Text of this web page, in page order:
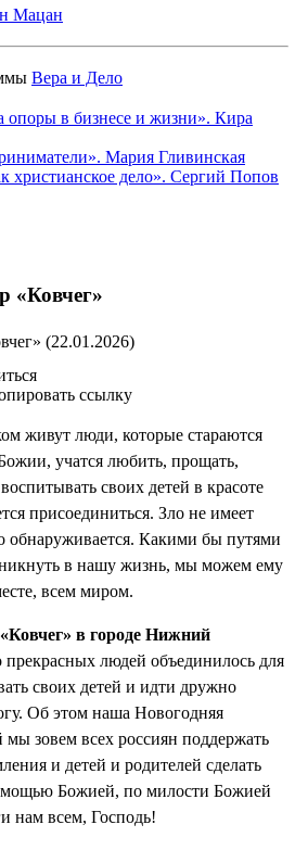
Мацан
Вера и Дело
опоры в бизнесе и жизни». Кира
Мария Гливинская
христианское дело». Сергий Попов
«Ковчег»
(22.01.2026)
живут люди, которые стараются
учатся любить, прощать,
своих детей в красоте
присоединиться. Зло не имеет
обнаруживается. Какими бы путями
в нашу жизнь, мы можем ему
всем миром.
в городе Нижний
прекрасных людей объединилось для
своих детей и идти дружно
Об этом наша Новогодняя
мы зовем всех россиян поддержать
и детей и родителей сделать
Божией, по милости Божией
нам всем, Господь!